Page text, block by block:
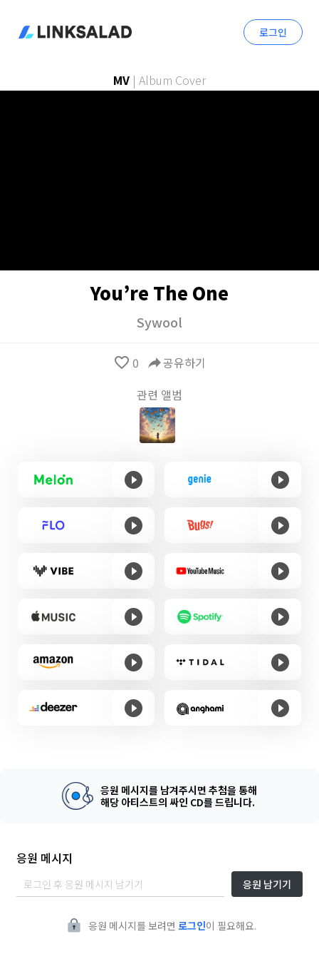
로그인
MV | Album Cover
You’re The One
Sywool
favorite_border 0 reply공유하기
관련 앨범
응원 메시지를 남겨주시면 추첨을 통해
해당 아티스트의 싸인 CD를 드립니다.
응원 메시지
응원 남기기
응원 메시지를 보려면 로그인이 필요해요.